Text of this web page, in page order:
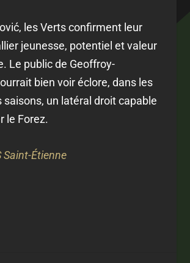
les Verts confirment leur
jeunesse, potentiel et valeur
Le public de Geoffroy-
bien voir éclore, dans les
saisons, un latéral droit capable
le Forez.
Saint-Étienne